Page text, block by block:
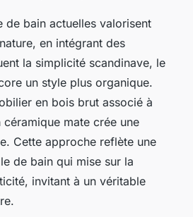
de bain actuelles valorisent
en intégrant des
la simplicité scandinave, le
un style plus organique.
en bois brut associé à
mate crée une
Cette approche reflète une
de bain qui mise sur la
invitant à un véritable